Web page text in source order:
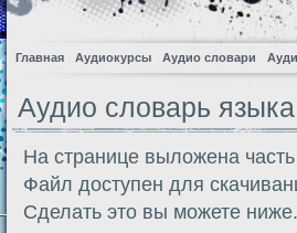
Главная Аудиокурсы Аудио словари
Аудио словарь
На странице выложена
Файл доступен для
Сделать это вы можете ниже.